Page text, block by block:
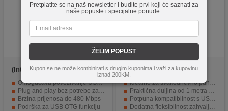
Pretplatite se na naš newsletter i budite prvi koji će saznati za
naše popuste i specijalne ponude.
ŽELIM POPUST
Kupon se ne može kombinirati s drugim kuponima i važi za kupovinu
iznad 200KM.
(Intenso) C480C 3 pcs
Omogućava povezivanje USB-A uređaja na USB-C portove
Plug and play bez potrebe za instalacijom
Brzina prijenosa do 480 Mbps
Podrška za USB OTG funkciju
REDLINE FAST-AC-1M
Idealno za svakodnevno punjenje
Praktična duljina od 1 metra za udobnu upotrebu
Potpuna kompatibilnost s USB-A adapterima i uređajima s Type-C priključkom
Dodatna fleksibilnost zahvaljujući stvarnoj silikonskoj vanjskoj površini